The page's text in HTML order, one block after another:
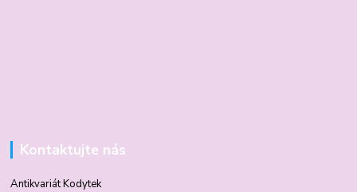
Kontaktujte nás
Antikvariát Kodytek